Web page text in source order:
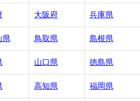
大阪府 兵庫県
県 鳥取県 島根県
山口県 徳島県
高知県 福岡県